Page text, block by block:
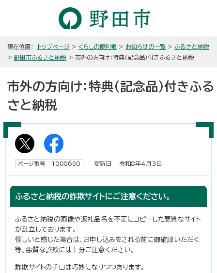
現在位置： トップページ > くらしの便利帳 > お知らせの一覧 > ふるさと納税
> 野田市ふるさと納税 > 市外の方向け：特典（記念品）付きふるさと納税
市外の方向け：特典（記念品）付きふる
さと納税
ページ番号 1008680 更新日 令和8年4月3日
ふるさと納税の詐欺サイトにご注意ください。
ふるさと納税の画像や返礼品名を不正にコピーした悪質なサイト
が乱立しております。
怪しいと感じた場合は、お申し込みをされる前に御確認いただく
等、悪質な詐欺には十分ご注意ください。
詐欺サイトの手口は巧妙になりつつあります。